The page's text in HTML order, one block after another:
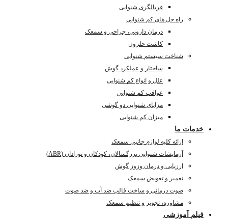
غربالگری شنوایی
راه حل های کم شنوایی
درمان دارویی، جراحی و سمعک
کاشت حلزون
شناخت سیستم شنوایی
ساختار و عملکرد گوش
علل و انواع کم شنوایی
عواقب کم شنوایی
مزایای شنوایی دو گوشی
میزان کم شنوایی
خدمات ما
ارائه کلیه لوازم جانبی سمعک
آزمایشات شنوایی بزرگسالان، کودکان و نوزادان (ABR)
ارزیابی و درمان وزوز گوش
تعمیر و تعویض سمعک
صوت درمانی و ساخت قالب ضد آب و ضد صوت
مشاوره، تجویز و تنظیم سمعک
فیلم آموزشی